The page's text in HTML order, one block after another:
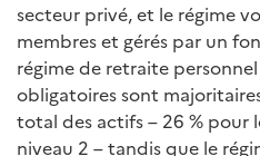
secteur privé, et le régime
membres et gérés par un
régime de retraite personnel
obligatoires sont
total des actifs – 26 % pour
niveau 2 – tandis que le